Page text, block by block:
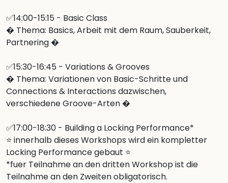
✅14:00-15:15 - Basic Class
� Thema: Basics, Arbeit mit dem Raum, Sauberkeit,
Partnering �
✅15:30-16:45 - Variations & Grooves
� Thema: Variationen von Basic-Schritte und
Connections & Interactions dazwischen,
verschiedene Groove-Arten �
✅17:00-18:30 - Building a Locking Performance*
⭐ innerhalb dieses Workshops wird ein kompletter
Locking Performance gebaut ⭐
*fuer Teilnahme an den dritten Workshop ist die
Teilnahme an den Zweiten obligatorisch.